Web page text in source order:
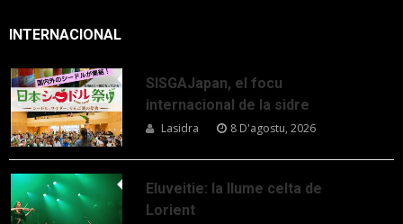
INTERNACIONAL
SISGAJapan, el focu
internacional de la sidre
Lasidra 8 D'agostu, 2026
Eluveitie: la llume celta de
Lorient